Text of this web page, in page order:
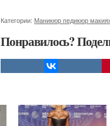
Категории: Маникюр педикюр
Понравилось?